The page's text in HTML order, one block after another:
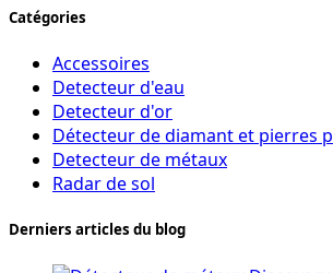
Catégories
Accessoires
Detecteur d'eau
Detecteur d'or
Détecteur de diamant et pierres
Detecteur de métaux
Radar de sol
Derniers articles du blog